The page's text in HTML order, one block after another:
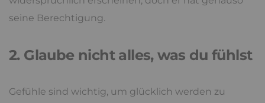
seine Berechtigung.
2. Glaube nicht alles, was du fühlst
Gefühle sind wichtig, um glücklich werden zu